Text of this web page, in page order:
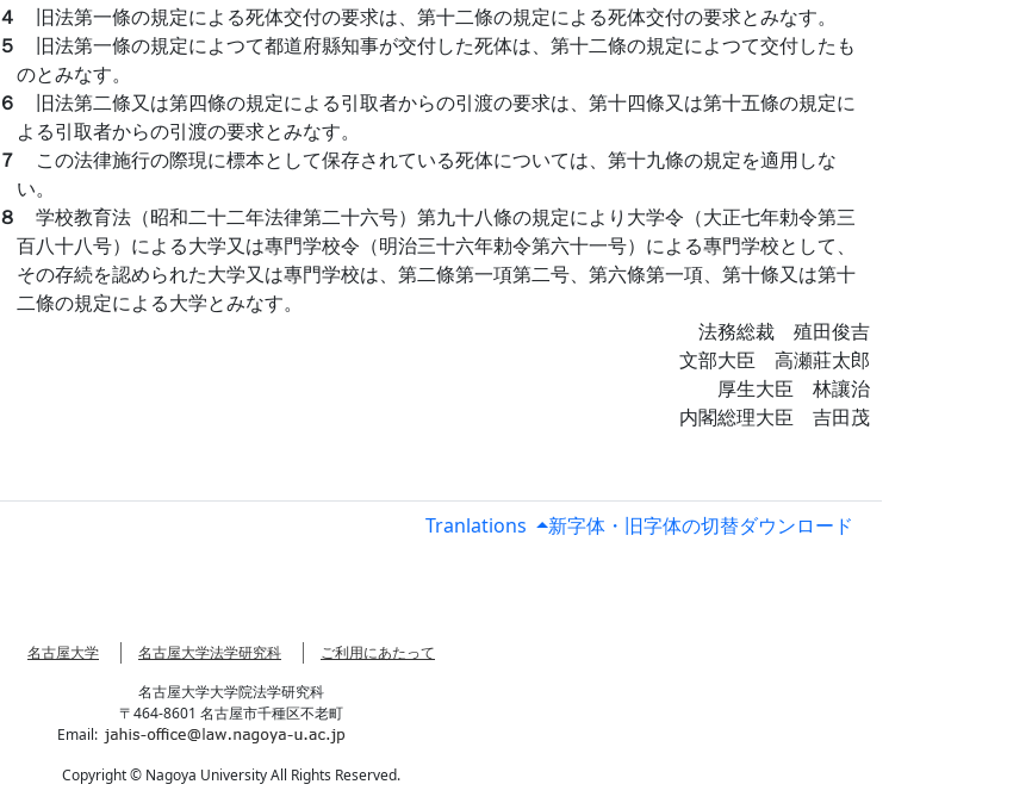
４ 旧法第一條の規定による死体交付の要求は、第十二條の規定による死体交付の要求とみなす。
５ 旧法第一條の規定によつて都道府縣知事が交付した死体は、第十二條の規定によつて交付したも
のとみなす。
６ 旧法第二條又は第四條の規定による引取者からの引渡の要求は、第十四條又は第十五條の規定に
よる引取者からの引渡の要求とみなす。
７ この法律施行の際現に標本として保存されている死体については、第十九條の規定を適用しな
い。
８ 学校教育法（昭和二十二年法律第二十六号）第九十八條の規定により大学令（大正七年勅令第三
百八十八号）による大学又は專門学校令（明治三十六年勅令第六十一号）による專門学校として、
その存続を認められた大学又は專門学校は、第二條第一項第二号、第六條第一項、第十條又は第十
二條の規定による大学とみなす。
法務総裁 殖田俊吉
文部大臣 高瀬莊太郎
厚生大臣 林讓治
内閣総理大臣 吉田茂
Tranlations 新字体・旧字体の切替ダウンロード
名古屋大学 名古屋大学法学研究科
ご利用にあたって
名古屋大学大学院法学研究科
〒464-8601 名古屋市千種区不老町
Email:
Copyright © Nagoya University All Rights Reserved.